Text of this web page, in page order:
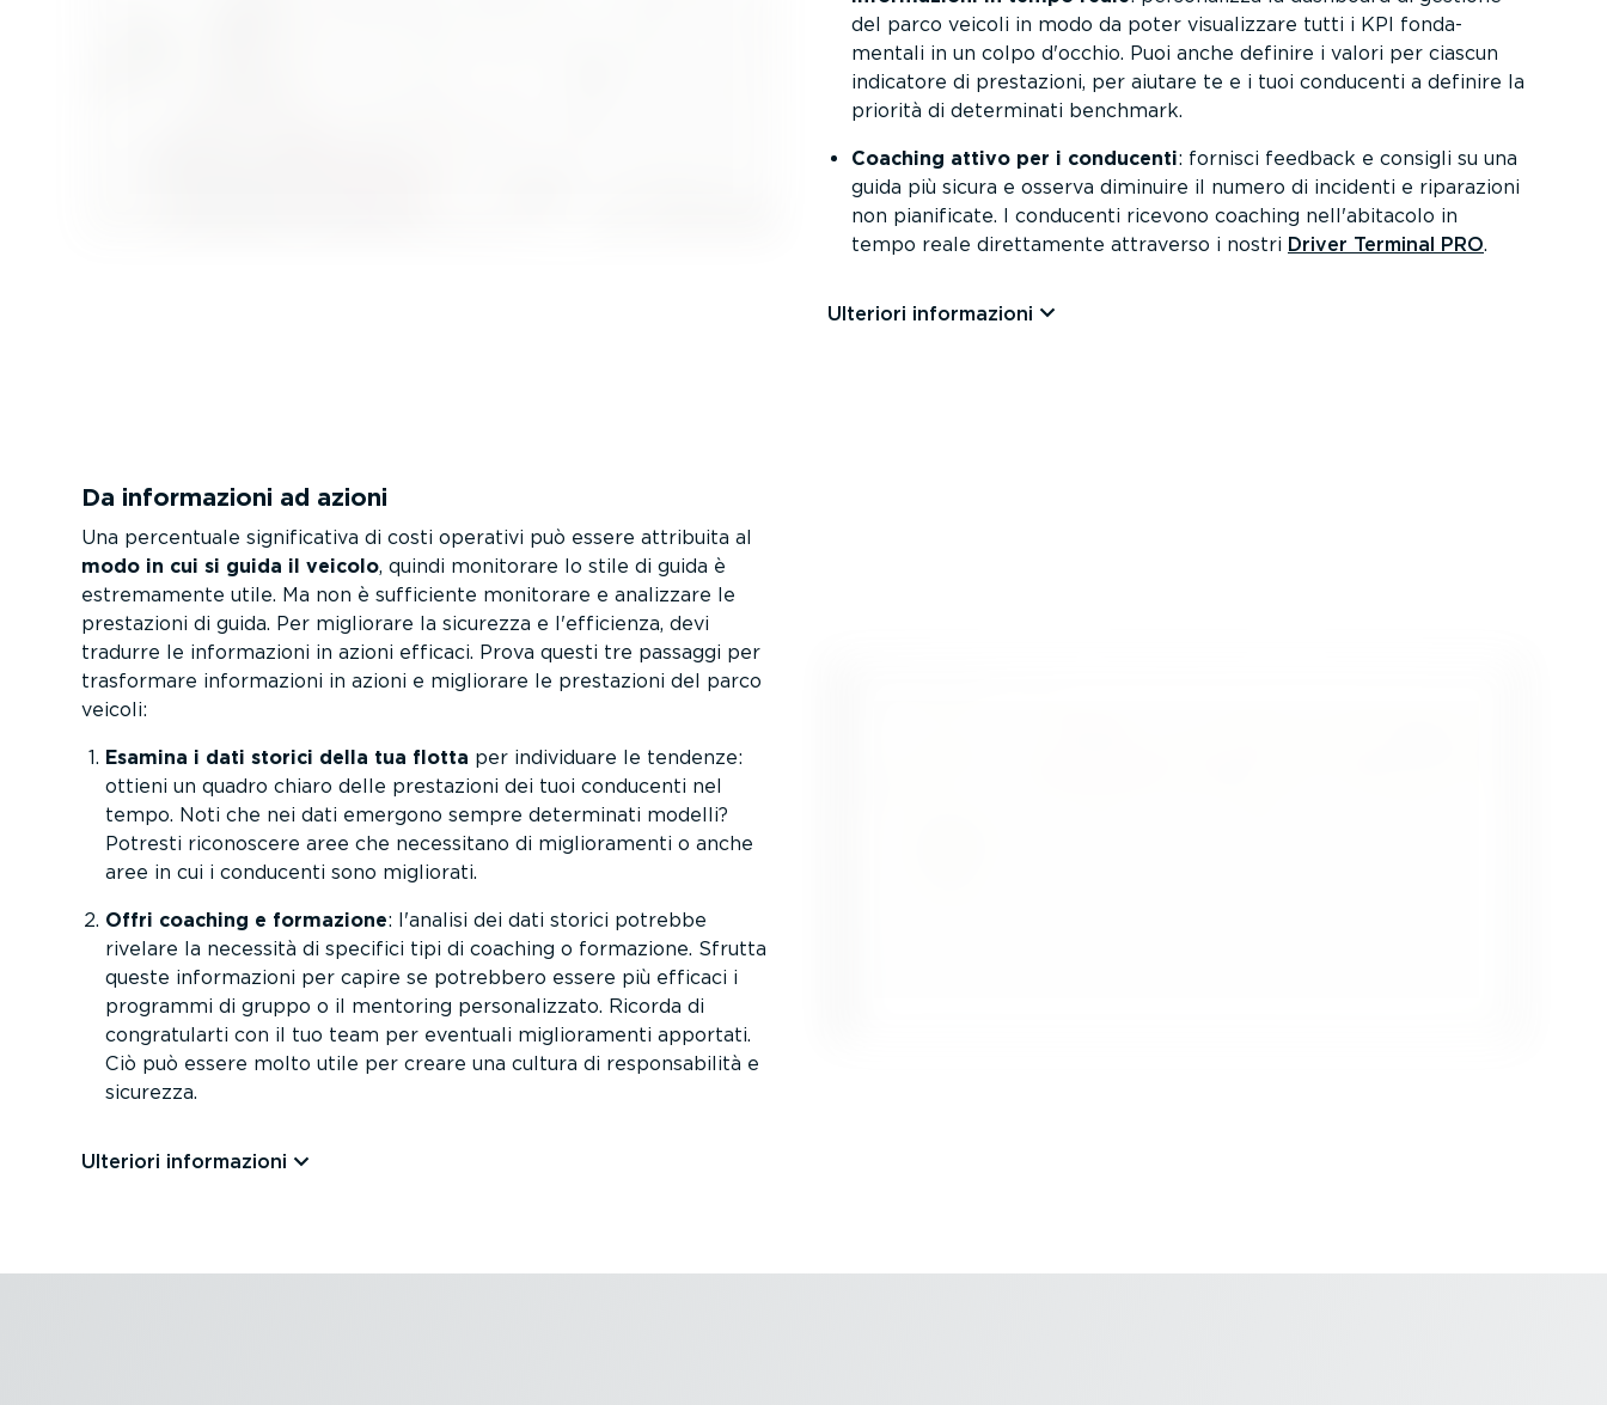
del parco veicoli in modo da poter visua­lizzare tutti i KPI fonda­
mentali in un colpo d'occhio. Puoi anche definire i valori per ciascun
indicatore di prestazioni, per aiutare te e i tuoi conducenti a definire la
priorità di determinati benchmark.
Coaching attivo per i conducenti: fornisci feedback e consigli su una
guida più sicura e osserva diminuire il numero di incidenti e riparazioni
non pianificate. I conducenti ricevono coaching nell'abitacolo in
tempo reale diret­ta­mente attraverso i nostri Driver Terminal PRO.
Ulteriori infor­ma­zioni
Da infor­ma­zioni ad azioni
Una percentuale signi­fi­cativa di costi operativi può essere attribuita al
modo in cui si guida il veicolo, quindi monitorare lo stile di guida è
estre­ma­mente utile. Ma non è sufficiente monitorare e analizzare le
prestazioni di guida. Per migliorare la sicurezza e l'efficienza, devi
tradurre le infor­ma­zioni in azioni efficaci. Prova questi tre passaggi per
trasformare infor­ma­zioni in azioni e migliorare le prestazioni del parco
veicoli:
Esamina i dati storici della tua flotta per individuare le tendenze:
ottieni un quadro chiaro delle prestazioni dei tuoi conducenti nel
tempo. Noti che nei dati emergono sempre determinati modelli?
Potresti riconoscere aree che necessitano di miglio­ra­menti o anche
aree in cui i conducenti sono migliorati.
Offri coaching e formazione: l'analisi dei dati storici potrebbe
rivelare la necessità di specifici tipi di coaching o formazione. Sfrutta
queste infor­ma­zioni per capire se potrebbero essere più efficaci i
programmi di gruppo o il mentoring perso­na­lizzato. Ricorda di
congra­tu­larti con il tuo team per eventuali miglio­ra­menti apportati.
Ciò può essere molto utile per creare una cultura di respon­sa­bilità e
sicurezza.
Ulteriori infor­ma­zioni